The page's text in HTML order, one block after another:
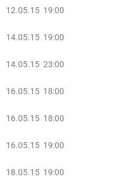
12.05.15 19:00
14.05.15 19:00
14.05.15 23:00
16.05.15 18:00
16.05.15 18:00
16.05.15 19:00
18.05.15 19:00